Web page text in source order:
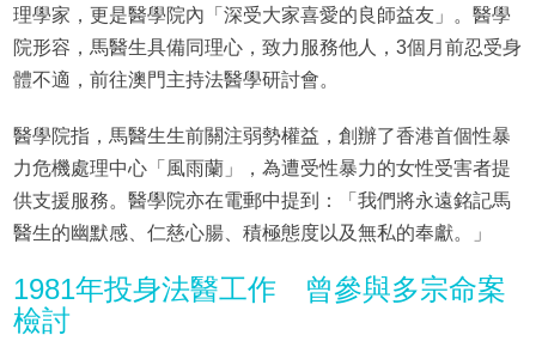
理學家，更是醫學院內「深受大家喜愛的良師益友」。醫學
院形容，馬醫生具備同理心，致力服務他人，3個月前忍受身
體不適，前往澳門主持法醫學研討會。
醫學院指，馬醫生生前關注弱勢權益，創辦了香港首個性暴
力危機處理中心「風雨蘭」，為遭受性暴力的女性受害者提
供支援服務。醫學院亦在電郵中提到：「我們將永遠銘記馬
醫生的幽默感、仁慈心腸、積極態度以及無私的奉獻。」
1981年投身法醫工作 曾參與多宗命案
檢討